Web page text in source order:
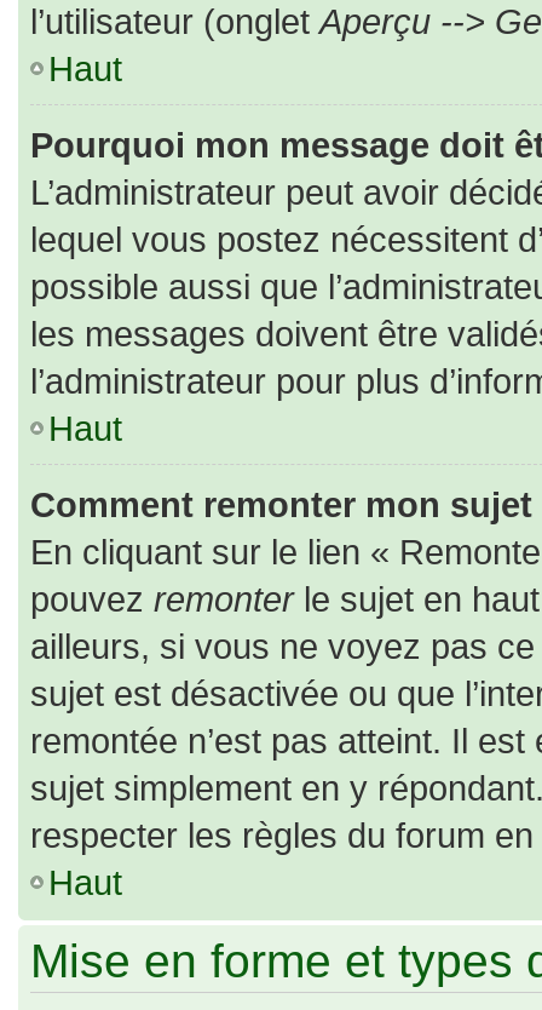
l’utilisateur (ongletAperçu -->
Haut
Pourquoi mon message doit
L’administrateur peut avoir
lequel vous postez nécessitent
possible aussi que
les messages doivent être
l’administrateur pour plus
Haut
Comment remonter mon sujet
En cliquant sur le lien «
pouvez remonterle sujet en
ailleurs, si vous ne voyez pas
sujet est désactivée ou que
remontée n’est pas atteint. Il
sujet simplement en y
respecter les règles du forum
Haut
Mise en forme et types